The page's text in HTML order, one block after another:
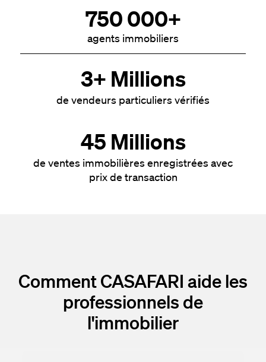
750 000+
agents immobiliers
3+ Millions
de vendeurs particuliers vérifiés
45 Millions
de ventes immobilières enregistrées avec
prix de transaction
Comment CASAFARI aide les
professionnels de
l'immobilier